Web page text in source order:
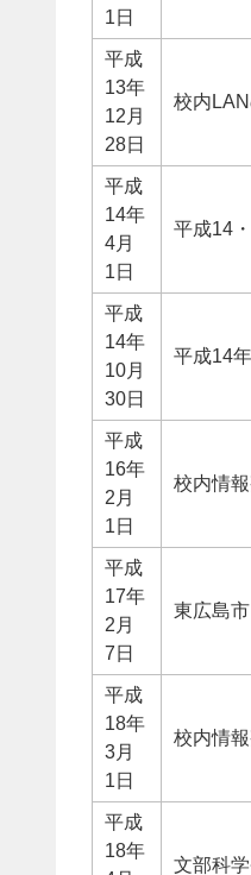
1日
平成
13年
12月
28日
校内
平成
14年
4月
1日
平成14
平成
14年
10月
30日
平成14
平成
16年
2月
1日
校内情
平成
17年
2月
7日
東広島
平成
18年
3月
1日
校内情
平成
18年
文部科